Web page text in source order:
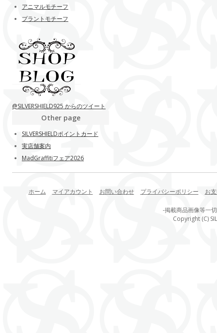
アニマルモチーフ
プラントモチーフ
@SILVERSHIELD925 からのツイート
Other page
SILVERSHIELDポイントカード
実店舗案内
MadGraffitiフェア2026
ホーム マイアカウント お問い合わせ プライバシーポリシー お
-掲載商品画像等一
Copyright (C)